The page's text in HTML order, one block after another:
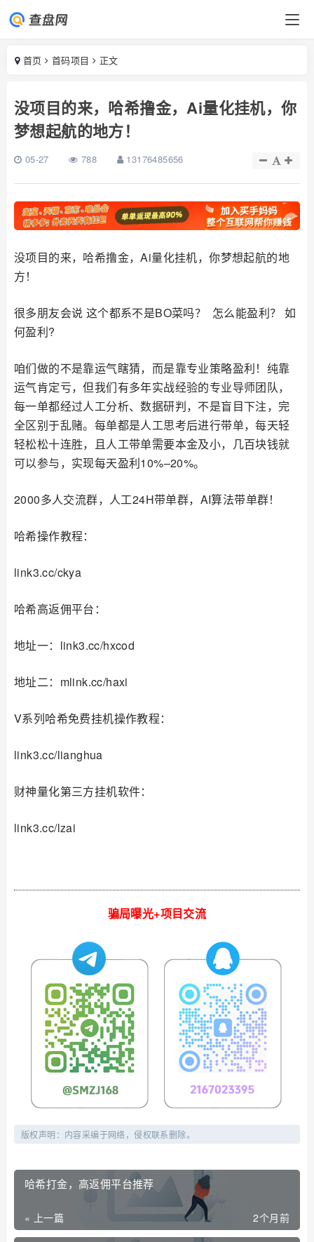
首页 首码项目 正文
没项目的来，哈希撸金，Ai量化挂机，你
梦想起航的地方！
05-27 788 13176485656
没项目的来，哈希撸金，Ai量化挂机，你梦想起航的地
方！
很多朋友会说 这个都系不是BO菜吗？ 怎么能盈利？ 如
何盈利?
咱们做的不是靠运气瞎猜，而是靠专业策略盈利！纯靠
运气肯定亏，但我们有多年实战经验的专业导师团队，
每一单都经过人工分析、数据研判，不是盲目下注，完
全区别于乱赌。每单都是人工思考后进行带单，每天轻
轻松松十连胜，且人工带单需要本金及小，几百块钱就
可以参与，实现每天盈利10%–20%。
2000多人交流群，人工24H带单群，AI算法带单群！
哈希操作教程：
link3.cc/ckya
哈希高返佣平台：
地址一：link3.cc/hxcod
地址二：mlink.cc/haxi
V系列哈希免费挂机操作教程：
link3.cc/lianghua
财神量化第三方挂机软件：
link3.cc/lzai
骗局曝光+项目交流
版权声明：内容采编于网络，侵权联系删除。
哈希打金，高返佣平台推荐
« 上一篇 2个月前